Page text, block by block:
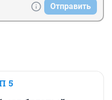
Отправить
5